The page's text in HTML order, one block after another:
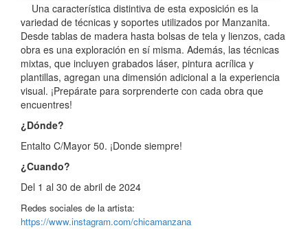
Una característica distintiva de esta exposición es la
variedad de técnicas y soportes utilizados por Manzanita.
Desde tablas de madera hasta bolsas de tela y lienzos, cada
obra es una exploración en sí misma. Además, las técnicas
mixtas, que incluyen grabados láser, pintura acrílica y
plantillas, agregan una dimensión adicional a la experiencia
visual. ¡Prepárate para sorprenderte con cada obra que
encuentres!
¿Dónde?
Entalto C/Mayor 50. ¡Donde siempre!
¿Cuando?
Del 1 al 30 de abril de 2024
Redes sociales de la artista:
https://www.instagram.com/chicamanzana